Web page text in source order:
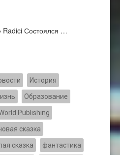
Radici Состоялся …
История
Образование
Publishing
сказка
сказка фантастика